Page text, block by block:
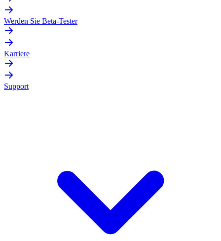
Werden Sie Beta-Tester
Karriere
Support